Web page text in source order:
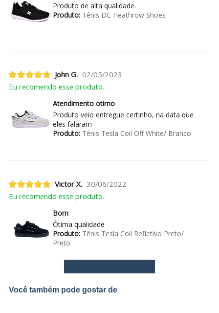
Produto de alta qualidade.
Produto:Tênis DC Heathrow Shoes
John G. 02/05/2023
Eu recomendo esse produto.
Atendimento otimo
Produto veio entregue certinho, na data que
eles falaram
Produto:Tênis Tesla Coil Off White/ Branco
Victor X. 30/06/2022
Eu recomendo esse produto.
Bom
Ótima qualidade
Produto:Tênis Tesla Coil Refletivo Preto/
Preto
Você também pode gostar de